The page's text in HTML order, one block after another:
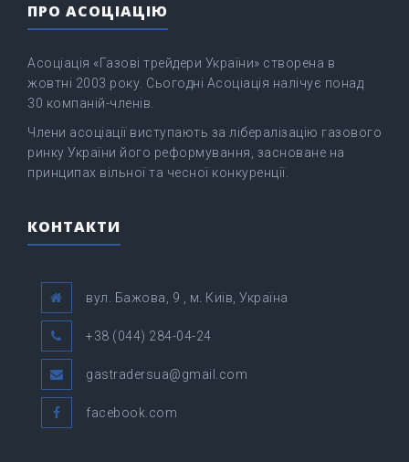
ПРО АСОЦІАЦІЮ
Асоціація «Газові трейдери України» створена в
жовтні 2003 року. Сьогодні Асоціація налічує понад
30 компаній-членів.
Члени асоціації виступають за лібералізацію газового
ринку України його реформування, засноване на
принципах вільної та чесної конкуренції.
КОНТАКТИ
вул. Бажова, 9 , м. Київ, Україна
+38 (044) 284-04-24
gastradersua@gmail.com
facebook.com